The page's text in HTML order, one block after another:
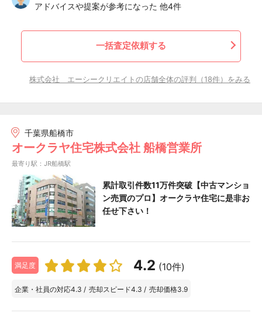
アドバイスや提案が参考になった 他4件
一括査定依頼する
株式会社 エーシークリエイトの店舗全体の評判（18件）をみる
千葉県船橋市
オークラヤ住宅株式会社 船橋営業所
最寄り駅：JR船橋駅
累計取引件数11万件突破【中古マンショ
ン売買のプロ】オークラヤ住宅に是非お
任せ下さい！
満足度 4.2 (10件)
企業・社員の対応4.3 / 売却スピード4.3 / 売却価格3.9